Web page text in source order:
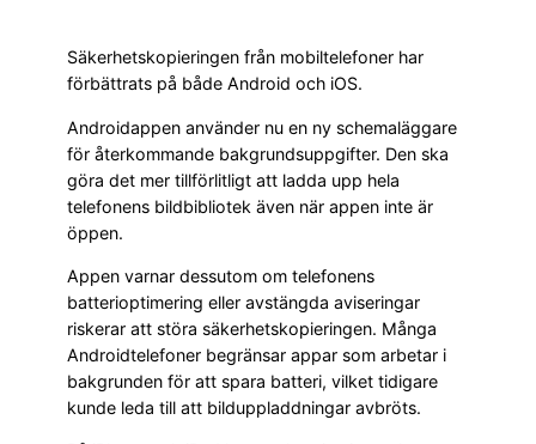
Säkerhetskopieringen från mobiltelefoner har
förbättrats på både Android och iOS.
Androidappen använder nu en ny schemaläggare
för återkommande bakgrundsuppgifter. Den ska
göra det mer tillförlitligt att ladda upp hela
telefonens bildbibliotek även när appen inte är
öppen.
Appen varnar dessutom om telefonens
batterioptimering eller avstängda aviseringar
riskerar att störa säkerhetskopieringen. Många
Androidtelefoner begränsar appar som arbetar i
bakgrunden för att spara batteri, vilket tidigare
kunde leda till att bilduppladdningar avbröts.